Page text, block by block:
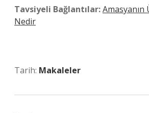
Tavsiyeli Bağlantılar:Amasyanın
Nedir
Tarih: Makaleler